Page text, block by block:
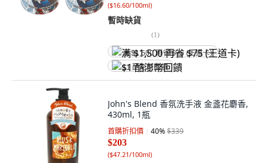
($16.60/100ml)
暫時缺貨
(1)
满 $1,500 再省 $75 (王道卡)
$1 酷澎幣回饋
John's Blend 香氛洗手液 金盞花麝香,
430ml, 1瓶
首購折扣價 40%$339
$203
($47.21/100ml)